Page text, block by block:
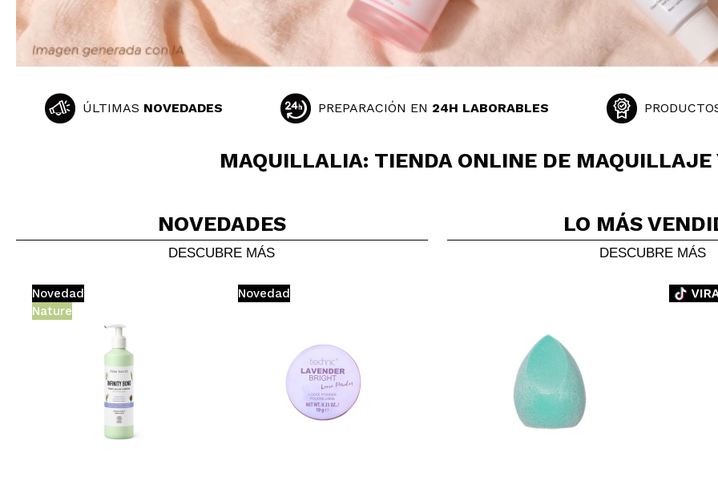
ÚLTIMAS NOVEDADES PREPARACIÓN EN 24H LABORABLES
MAQUILLALIA: TIENDA ONLINE DE MAQUILLAJE
NOVEDADES
DESCUBRE MÁS
Novedad
Nature
Novedad
Technic Cosmetics - Polvos
Novedad
Skin
LO MÁS
DESCUBRE MÁS
Wet N Wild - Stick